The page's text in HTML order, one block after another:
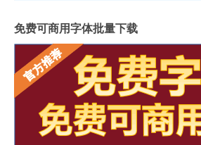
免费可商用字体批量下载